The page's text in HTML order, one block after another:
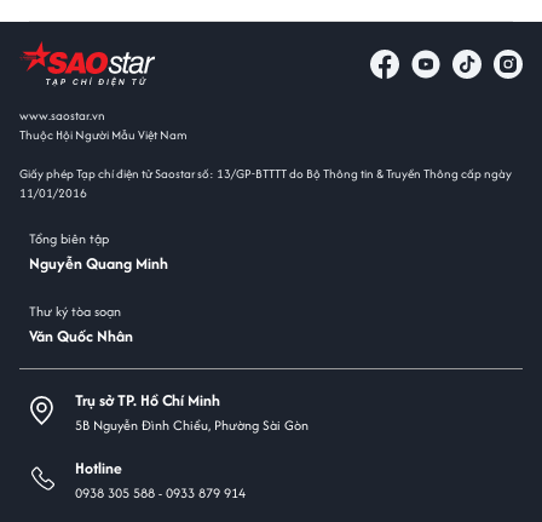
www.saostar.vn
Thuộc Hội Người Mẫu Việt Nam
Giấy phép Tạp chí điện tử Saostar số: 13/GP-BTTTT do Bộ Thông tin & Truyền Thông cấp ngày
11/01/2016
Tổng biên tập
Nguyễn Quang Minh
Thư ký tòa soạn
Văn Quốc Nhân
Trụ sở TP. Hồ Chí Minh
5B Nguyễn Đình Chiểu, Phường Sài Gòn
Hotline
0938 305 588 -0933 879 914